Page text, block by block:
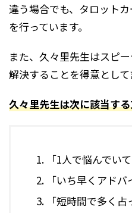
違う場合でも、タロット
を行っています。
また、久々里先生はスピ
解決することを得意として
久々里先生は次に該当す
「1人で悩んでい
「いち早くアドバ
「短時間で多く占